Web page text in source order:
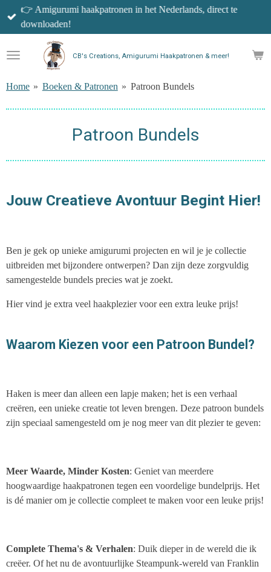
Ga
direct
de
hoofdinhoud
CB's Creations, Amigurumi Haakpatronen & meer!
👉 Amigurumi haakpatronen in het Nederlands, direct te
downloaden!
Home » Boeken & Patronen » Patroon Bundels
Patroon Bundels
Jouw Creatieve Avontuur Begint Hier!
Ben je gek op unieke amigurumi projecten en wil je je collectie
uitbreiden met bijzondere ontwerpen? Dan zijn deze zorgvuldig
samengestelde bundels precies wat je zoekt.
Hier vind je extra veel haakplezier voor een extra leuke prijs!
Waarom Kiezen voor een Patroon Bundel?
Haken is meer dan alleen een lapje maken; het is een verhaal
creëren, een unieke creatie tot leven brengen. Deze patroon bundels
zijn speciaal samengesteld om je nog meer van dit plezier te geven:
Meer Waarde, Minder Kosten: Geniet van meerdere
hoogwaardige haakpatronen tegen een voordelige bundelprijs. Het
is dé manier om je collectie compleet te maken voor een leuke prijs!
Complete Thema's & Verhalen: Duik dieper in de wereld die ik
creëer. Of het nu de avontuurlijke Steampunk-wereld van Franklin